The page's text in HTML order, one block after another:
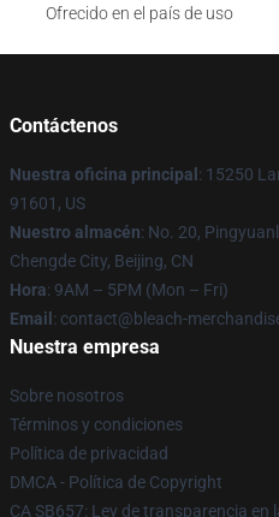
Ofrecido en el país de uso
Contáctenos
Nuestra oficina principal : 15250
91601, US
Nuestro almacén: No. 20,
Chengde City, Beijing, CN
Hora: 9AM – 5PM (Mon – Fri)
Email : contact@bleach-
Nuestra empresa
Sobre nosotros
Términos y condiciones
Política de privacidad
DMCA - Política de Copyright
CA SB657: Ley de transparencia en